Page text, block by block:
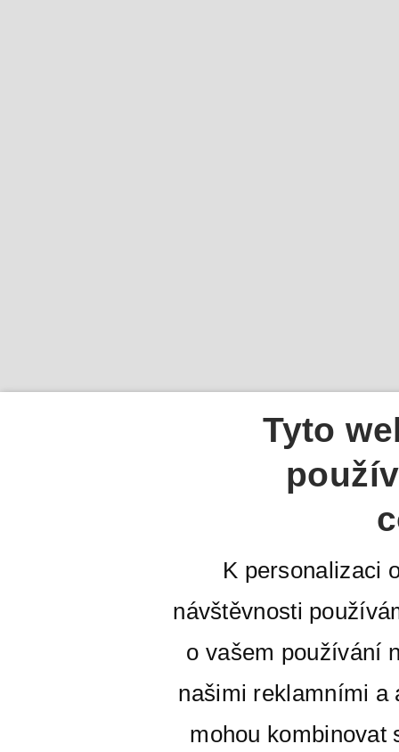
Tyto
K personalizaci
návštěvnosti
o vašem používání
našimi reklamními a
mohou kombinovat